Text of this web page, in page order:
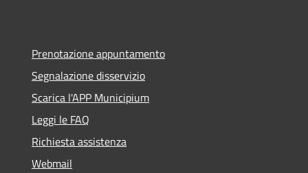
Prenotazione appuntamento
Segnalazione disservizio
Scarica l'APP Municipium
Leggi le FAQ
Richiesta assistenza
Webmail